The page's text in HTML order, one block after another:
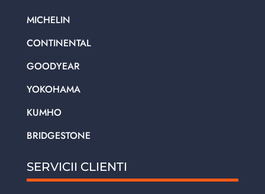
MICHELIN
CONTINENTAL
GOODYEAR
YOKOHAMA
KUMHO
BRIDGESTONE
SERVICII CLIENTI